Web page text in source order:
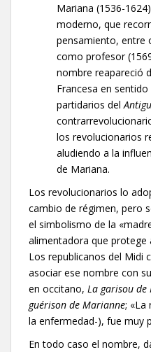
Mariana (1536-
moderno, que
pensamiento, entre
como profesor
nombre reapareció
Francesa en
partidarios del
los revolucionarios
aludiendo a la
de Mariana.​
Los revolucionarios lo
cambio de régimen, pero
el simbolismo de la
alimentadora que protege
Los republicanos del Midi
asociar ese nombre con
en occitano, La garisou
guérison de Marianne; «La
la enfermedad-), fue muy
En todo caso el nombre,